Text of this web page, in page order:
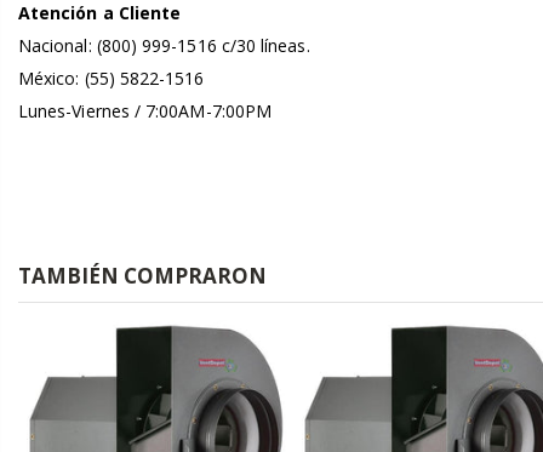
Atención a Cliente
Nacional: (800) 999-1516 c/30 líneas.
México: (55) 5822-1516
Lunes-Viernes / 7:00AM-7:00PM
TAMBIÉN COMPRARON